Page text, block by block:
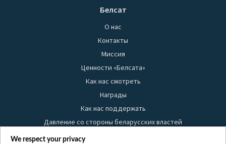
Белсат
О нас
Контакты
Миссия
Ценности «Белсата»
Как нас смотреть
Награды
Как нас поддержать
Давление со стороны беларусских властей
Правила использования материалов
We respect your privacy